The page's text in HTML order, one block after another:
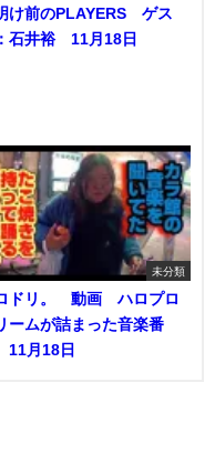
け前のPLAYERS ゲス
石井裕 11月18日
未分類
ドリ。 動画 ハロプロ
ームが詰まった音楽番
月18日